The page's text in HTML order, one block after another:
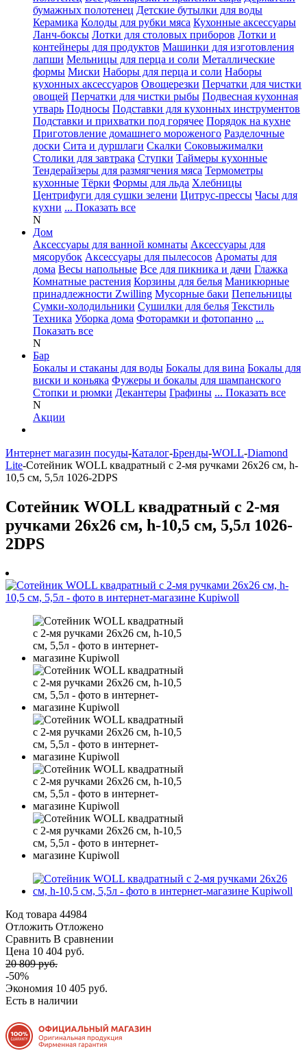
бумажных полотенец Детские бутылки для воды
Керамика Колоды для рубки мяса Кухонные аксессуары
Ланч-боксы Лотки для столовых приборов Лотки и
контейнеры для продуктов Машинки для изготовления
лапши Мельницы для перца и соли Металлические
формы Миски Наборы для перца и соли Наборы
кухонных аксессуаров Овощерезки Перчатки для чистки
овощей Перчатки для чистки рыбы Подвесная кухонная
утварь Подносы Подставки для кухонных инструментов
Подставки и прихватки под горячее Порядок на кухне
Приготовление домашнего мороженого Разделочные
доски Сита и дуршлаги Скалки Соковыжималки
Столики для завтрака Ступки Таймеры кухонные
Тендерайзеры для размягчения мяса Термометры
кухонные Тёрки Формы для льда Хлебницы
Центрифуги для сушки зелени Цитрус-прессы Часы для
кухни ... Показать все
N
Дом
Аксессуары для ванной комнаты Аксессуары для
мясорубок Аксессуары для пылесосов Ароматы для
дома Весы напольные Все для пикника и дачи Глажка
Комнатные растения Корзины для белья Маникюрные
принадлежности Zwilling Мусорные баки Пепельницы
Сумки-холодильники Сушилки для белья Текстиль
Техника Уборка дома Фоторамки и фотопанно ...
Показать все
N
Бар
Бокалы и стаканы для воды Бокалы для вина Бокалы для
виски и коньяка Фужеры и бокалы для шампанского
Стопки и рюмки Декантеры Графины ... Показать все
N
Акции
Интернет магазин посуды-Каталог-Бренды-WOLL-Diamond
Lite-Сотейник WOLL квадратный с 2-мя ручками 26х26 см, h-
10,5 см, 5,5л 1026-2DPS
Сотейник WOLL квадратный с 2-мя
ручками 26х26 см, h-10,5 см, 5,5л 1026-
2DPS
Код товара 44984
Отложить Отложено
Сравнить В сравнении
Цена 10 404 руб.
20 809 руб.
-50%
Экономия 10 405 руб.
Есть в наличии